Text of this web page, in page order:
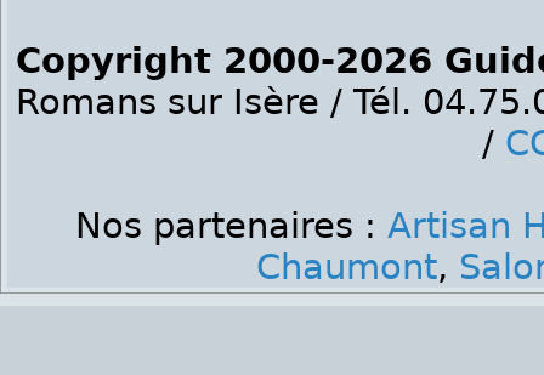
Copyright 2000-2026
Romans sur Isère / Tél.
/
Nos partenaires : Artisan
Chaumont,